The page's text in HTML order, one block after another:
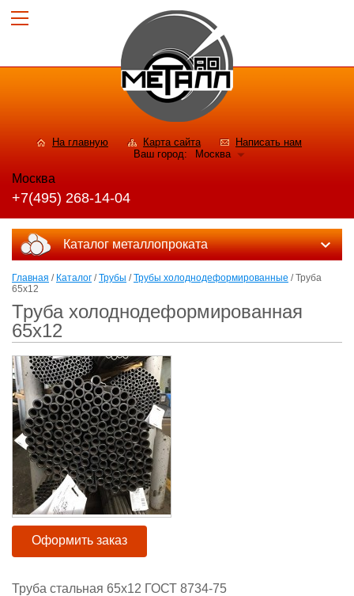
На главную Карта сайта
Написать нам
Ваш город:
Москва
Москва
+7(495) 268-14-04
Каталог металлопроката
Главная / Каталог /Трубы /Трубы холоднодеформированные / Труба
65x12
Труба холоднодеформированная
65x12
Оформить заказ
Труба стальная 65x12 ГОСТ 8734-75